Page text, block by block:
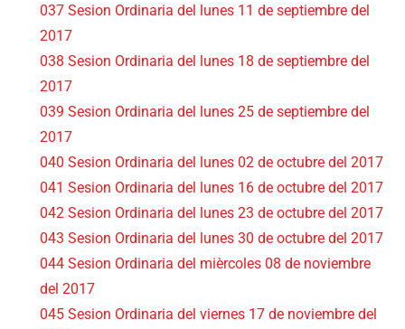
037 Sesion Ordinaria del lunes 11 de septiembre del
2017
038 Sesion Ordinaria del lunes 18 de septiembre del
2017
039 Sesion Ordinaria del lunes 25 de septiembre del
2017
040 Sesion Ordinaria del lunes 02 de octubre del 2017
041 Sesion Ordinaria del lunes 16 de octubre del 2017
042 Sesion Ordinaria del lunes 23 de octubre del 2017
043 Sesion Ordinaria del lunes 30 de octubre del 2017
044 Sesion Ordinaria del mièrcoles 08 de noviembre
del 2017
045 Sesion Ordinaria del viernes 17 de noviembre del